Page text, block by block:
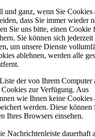
und ganz, wenn Sie Cookies
dass Sie immer wieder
Sie uns bitte, einen Cookie
Sie können sich jederzeit
um unsere Dienste
ablehnen, werden alle
der von Ihrem Computer
zur Verfügung. Aus
wie Ihnen keine Cookies
werden. Diese können
Ihres Browsers einsehen.
Nachrichtenleiste dauerhaft